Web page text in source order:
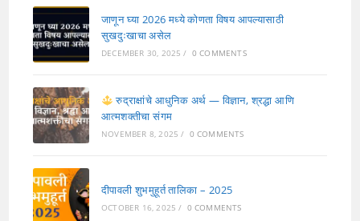
जाणून घ्या 2026 मध्ये कोणता विषय आपल्यासाठी
सुखदुःखाचा असेल
DECEMBER 30, 2025 / 0 COMMENTS
रुद्राक्षांचे आधुनिक अर्थ — विज्ञान, श्रद्धा आणि
आत्मशक्तीचा संगम
NOVEMBER 8, 2025 / 0 COMMENTS
दीपावली शुभमुहूर्त तालिका – 2025
OCTOBER 16, 2025 / 0 COMMENTS